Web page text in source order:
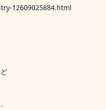
12609025884.html